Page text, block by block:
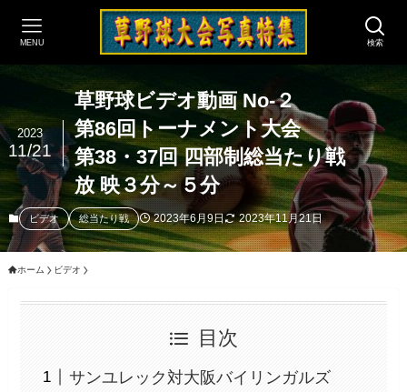
検索
MENU
草野球ビデオ動画 No-２
第86回トーナメント大会
第38・37回 四部制総当たり戦
放 映３分～５分
2023
11/21
ビデオ 総当たり戦 2023年6月9日 2023年11月21日
ホーム ビデオ
目次
サンユレック対大阪バイリンガルズ